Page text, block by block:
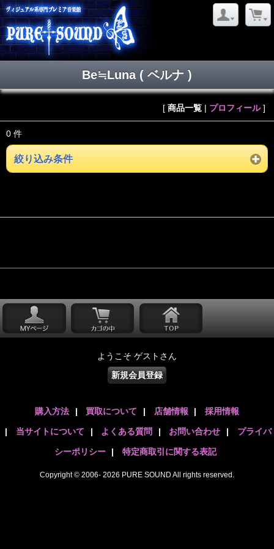
Be≒Luna ( ベルナ )
[ 商品一覧 | プロフィール]
0 件
絞り込み条件
ようこそ ゲストさん
新規会員登録
購入方法 | 買取について | 店舗情報 | 採用情報
| 当サイトについて | よくある質問 | お問い合わせ | プライバ
シーポリシー | 特定商取引に関する表記
Copyright © 2006- 2026 PURE SOUND All rights reserved.